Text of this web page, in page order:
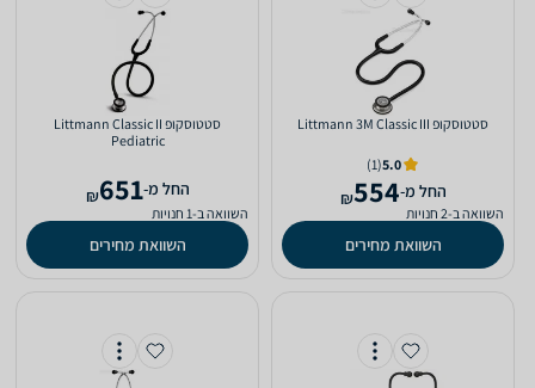
‏סטטוסקופ Littmann 3M Classic III
5.0
(1)
‫החל מ-554
₪
השוואה ב-2 חנויות
השוואת מחירים
‏סטטוסקופ Littmann Classic II
Pediatric
‫החל מ-651
₪
השוואה ב-1 חנויות
השוואת מחירים